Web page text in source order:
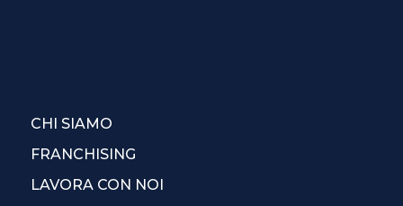
CHI SIAMO
FRANCHISING
LAVORA CON NOI